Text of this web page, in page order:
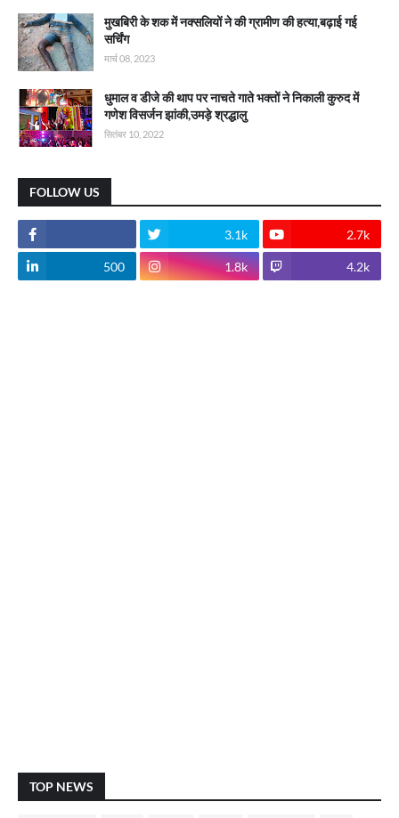
मुखबिरी के शक में नक्सलियों ने की ग्रामीण की हत्या,बढ़ाई गई
सर्चिंग
मार्च 08, 2023
धुमाल व डीजे की थाप पर नाचते गाते भक्तों ने निकाली कुरुद में
गणेश विसर्जन झांकी,उमड़े श्रद्धालु
सितंबर 10, 2022
FOLLOW US
3.1k 2.7k
500 1.8k 4.2k
TOP NEWS